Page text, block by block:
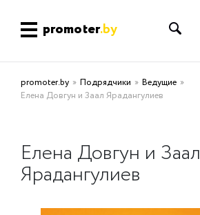
promoter.by
promoter.by Подрядчики
Ведущие
Елена Довгун и Заал Ярадангулиев
Елена Довгун и Заал
Ярадангулиев